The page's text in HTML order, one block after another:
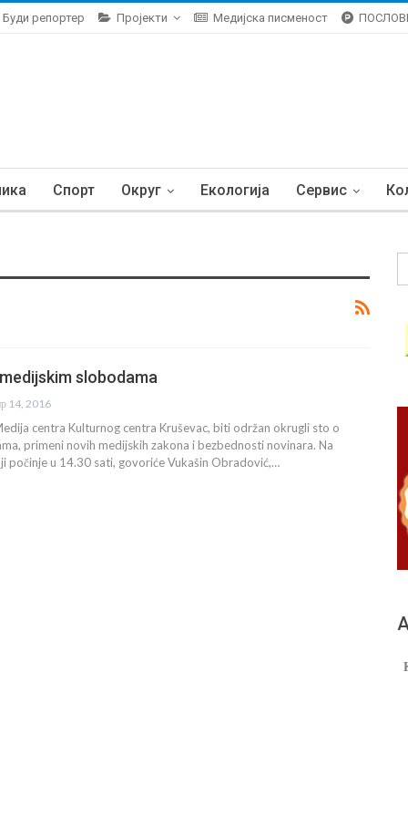
Буди репортер Пројекти Медијска писменост
Спорт Округ Екологија Сервис
slobodama
14, 2016
centra Kulturnog centra Kruševac, biti održan okrugli sto o
primeni novih medijskih zakona i bezbednosti novinara. Na
počinje u 14.30 sati, govoriće Vukašin Obradović,…